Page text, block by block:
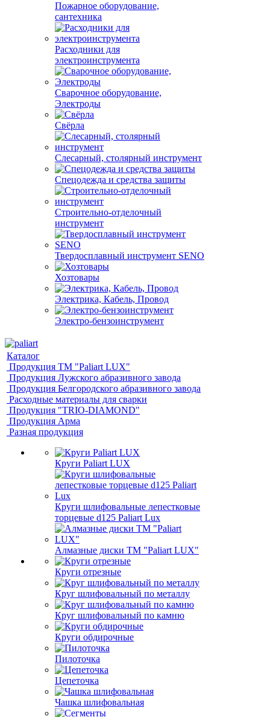
Пожарное оборудование,
сантехника
Расходники для
электроинструмента
Сварочное оборудование,
Электроды
Свёрла
Слесарный, столярный инструмент
Спецодежда и средства защиты
Строительно-отделочный
инструмент
Твердосплавный инструмент SENO
Хозтовары
Электрика, Кабель, Провод
Электро-бензоинструмент
Каталог
Продукция ТМ "Paliart LUX"
Продукция Лужского абразивного завода
Продукция Белгородского абразивного завода
Расходные материалы для сварки
Продукция "TRIO-DIAMOND"
Продукция Арма
Разная продукция
Круги Paliart LUX
Круги шлифовальные лепестковые
торцевые d125 Paliart Lux
Алмазные диски ТМ "Paliart LUX"
Круги отрезные
Круг шлифовальный по металлу
Круг шлифовальный по камню
Круги обдирочные
Пилоточка
Цепеточка
Чашка шлифовальная